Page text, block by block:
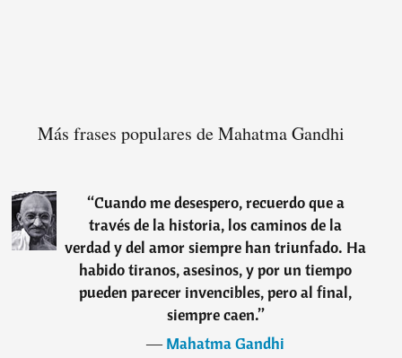
Más frases populares de Mahatma Gandhi
“Cuando me desespero, recuerdo que a
través de la historia, los caminos de la
verdad y del amor siempre han triunfado. Ha
habido tiranos, asesinos, y por un tiempo
pueden parecer invencibles, pero al final,
siempre caen.”
―Mahatma Gandhi